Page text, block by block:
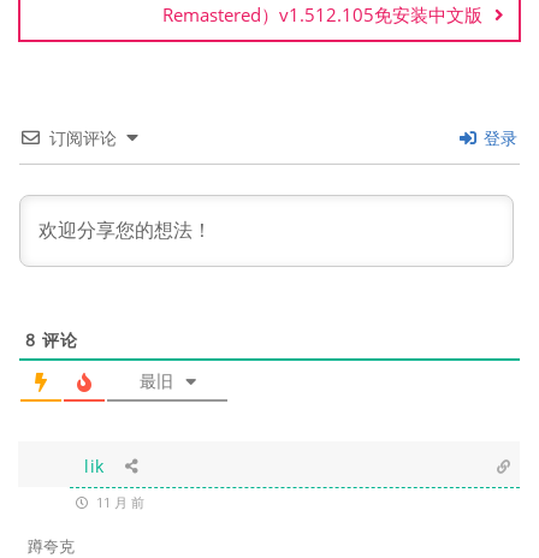
Remastered）v1.512.105免安装中文版
订阅评论 登录
8 评论
最旧
lik
11 月 前
蹲夸克